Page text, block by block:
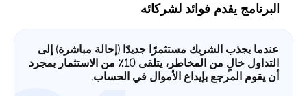
البرنامج يقدم فوائد لشركائه
عندما يجذب الشريك مستثمرًا جديدًا (إحالة مباشرة) إلى
التداول خالٍ من المخاطر، يتلقى 10٪ من الاستثمار بمجرد
أن يقوم المرجع بإيداع الأموال في الحساب.